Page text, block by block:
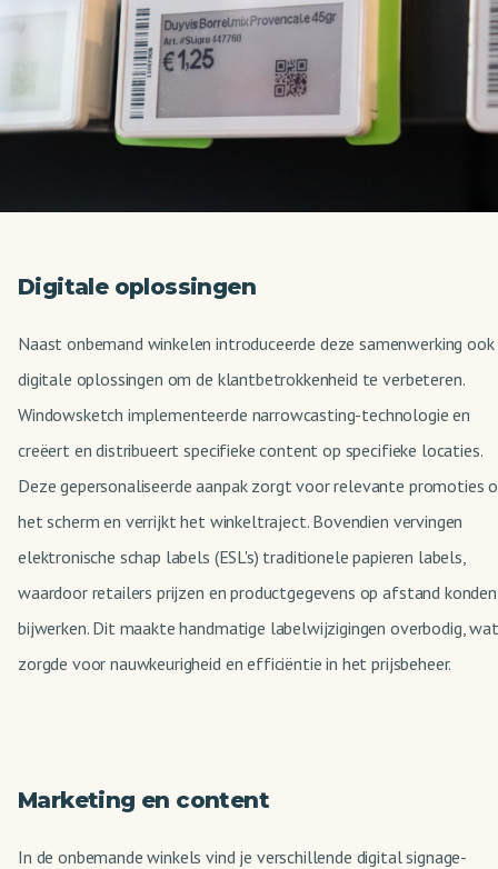
Digitale oplossingen
Naast onbemand winkelen introduceerde deze samenwerking ook
digitale oplossingen om de klantbetrokkenheid te verbeteren.
Windowsketch implementeerde narrowcasting-technologie en
creëert en distribueert specifieke content op specifieke locaties.
Deze gepersonaliseerde aanpak zorgt voor relevante promoties
het scherm en verrijkt het winkeltraject. Bovendien vervingen
elektronische schap labels (ESL's) traditionele papieren labels,
waardoor retailers prijzen en productgegevens op afstand konden
bijwerken. Dit maakte handmatige labelwijzigingen overbodig, wat
zorgde voor nauwkeurigheid en efficiëntie in het prijsbeheer.
Marketing en content
In de onbemande winkels vind je verschillende digital signage-